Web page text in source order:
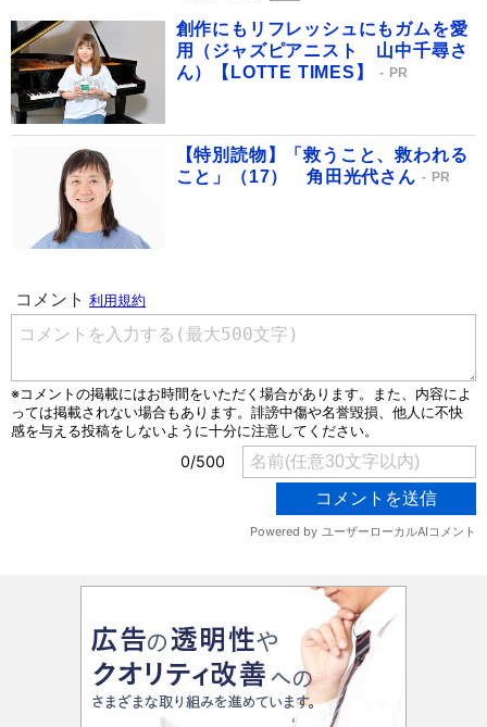
創作にもリフレッシュにもガムを愛
用（ジャズピアニスト 山中千尋さ
ん）【LOTTE TIMES】
PR
【特別読物】「救うこと、救われる
こと」（17） 角田光代さん
PR